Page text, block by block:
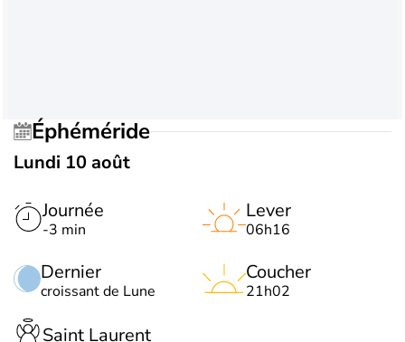
Éphéméride
Lundi 10 août
Journée
-3 min
Dernier
croissant de Lune
Lever
06h16
Coucher
21h02
Saint Laurent